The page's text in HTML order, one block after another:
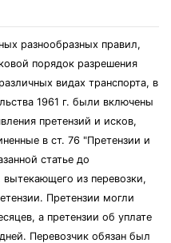
разнообразных правил,
порядок разрешения
видах транспорта, в
1961 г. были включены
претензий и исков,
в ст. 76 "Претензии и
статье до
вытекающего из перевозки,
Претензии могли
а претензии об уплате
Перевозчик обязан был